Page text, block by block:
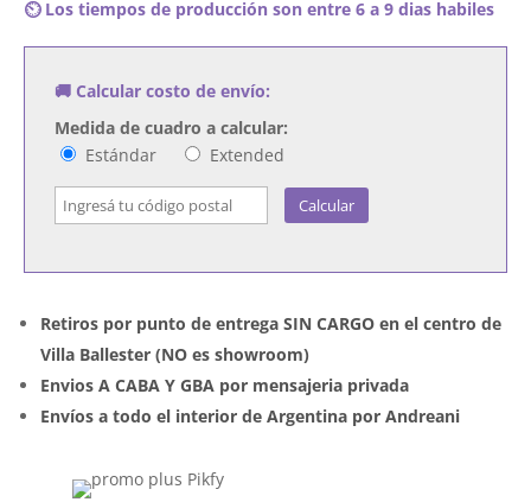
Vol.
2
⏲️ Los tiempos de producción son entre 6 a 9 dias habiles
🚚 Calcular costo de envío:
Medida de cuadro a calcular:
Estándar
Extended
Calcular
Retiros por punto de entrega SIN CARGO en el centro de
Villa Ballester (NO es showroom)
Envios A CABA Y GBA por mensajeria privada
Envíos a todo el interior de Argentina por Andreani